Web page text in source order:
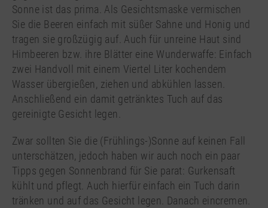
Sonne ist das prima. Als Gesichtsmaske vermischen
Sie die Beeren einfach mit süßer Sahne und Honig und
tragen sie großzügig auf. Auch für unreine Haut sind
Himbeeren bzw. ihre Blätter eine Wunderwaffe: Einfach
zwei Handvoll mit einem Viertel Liter kochendem
Wasser übergießen, ziehen und abkühlen lassen.
Anschließend ein damit getränktes Tuch auf das
gereinigte Gesicht legen.
Zwar sollten Sie die (Frühlings-)Sonne auf keinen Fall
unterschätzen, jedoch haben wir auch noch ein paar
Tipps gegen Sonnenbrand für Sie parat: Gurkensaft
kühlt und pflegt. Auch hierfür einfach ein Tuch darin
tränken und auf das Gesicht legen. Danach eincremen.